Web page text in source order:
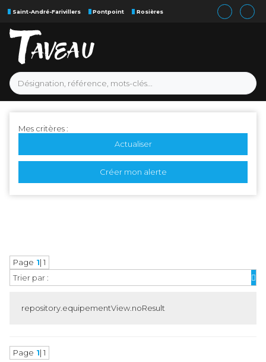
Saint-André-Farivillers Pontpoint Rosières
Mes critères :
Actualiser
Créer mon alerte
Trier par :
Page 1| 1
repository.equipementView.noResult
Page 1| 1